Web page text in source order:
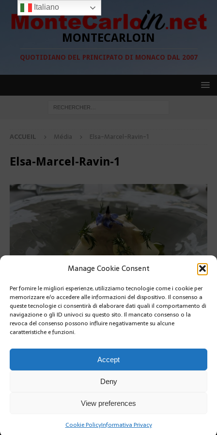
Manage Cookie Consent
Per fornire le migliori esperienze, utilizziamo tecnologie come i cookie per
memorizzare e/o accedere alle informazioni del dispositivo. Il consenso a
queste tecnologie ci consentirà di elaborare dati quali il comportamento di
navigazione o gli ID univoci su questo sito. Il mancato consenso o la
revoca del consenso possono influire negativamente su alcune
caratteristiche e funzioni.
Accept
Deny
View preferences
Cookie PolicyInformativa Privacy
MONTECARLOIN
QUOTIDIANO DEL PRINCIPATO DI MONACO DAL 2007
ACCUEIL Média Elsa-Marcel-Ravin-1
Elsa-Marcel-Ravin-1
Copyright @2019 | by Crivle
Italiano